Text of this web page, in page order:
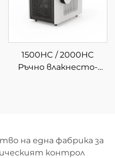
1500HC / 2000HC
Ръчно влакнесто-
на една фабрика за
контрол